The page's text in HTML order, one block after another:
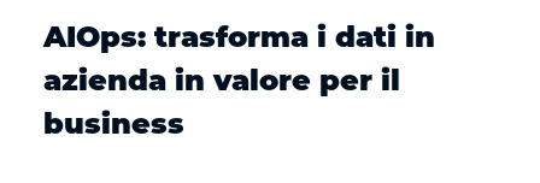
AIOps: trasforma i dati in
azienda in valore per il
business